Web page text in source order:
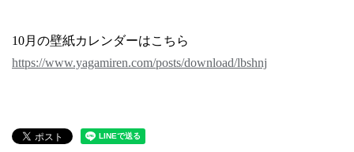
10月の壁紙カレンダーはこちら
https://www.yagamiren.com/posts/download/lbshnj